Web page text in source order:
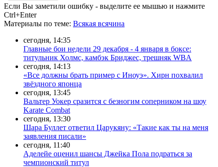
Если Вы заметили ошибку - выделите ее мышью и нажмите
Ctrl+Enter
Материалы по теме: Всякая всячина
сегодня, 14:35
Главные бои недели 29 декабря - 4 января в боксе:
титульник Холмс, камбэк Бриджес, трешняк WBA
сегодня, 14:13
«Все должны брать пример с Иноуэ». Хирн похвалил
звёздного японца
сегодня, 13:45
Вальтер Уокер сразится с безногим соперником на шоу
Karate Combat
сегодня, 13:30
Шара Буллет ответил Царукяну: «Такие как ты на меня
заявления писали»
сегодня, 11:40
Аделейе оценил шансы Джейка Пола подраться за
чемпионский титул